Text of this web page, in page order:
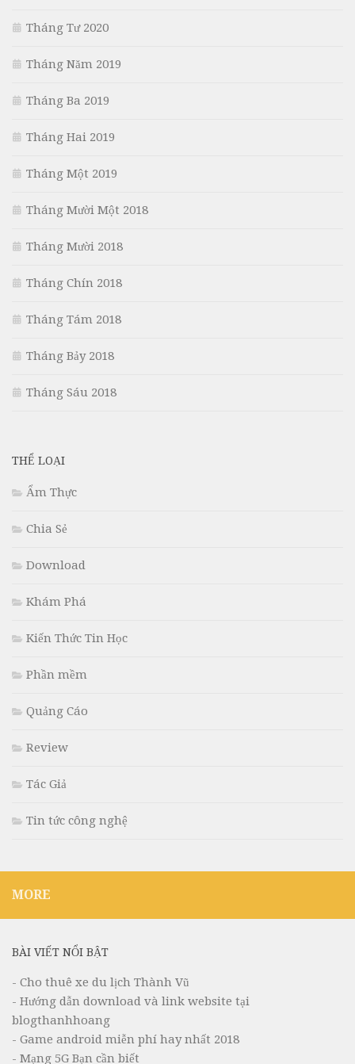
Tháng Tư 2020
Tháng Năm 2019
Tháng Ba 2019
Tháng Hai 2019
Tháng Một 2019
Tháng Mười Một 2018
Tháng Mười 2018
Tháng Chín 2018
Tháng Tám 2018
Tháng Bảy 2018
Tháng Sáu 2018
THỂ LOẠI
Ẩm Thực
Chia Sẻ
Download
Khám Phá
Kiến Thức Tin Học
Phần mềm
Quảng Cáo
Review
Tác Giả
Tin tức công nghệ
MORE
BÀI VIẾT NỔI BẬT
- Cho thuê xe du lịch Thành Vũ
- Hướng dẫn download và link website tại
blogthanhhoang
- Game android miễn phí hay nhất 2018
- Mạng 5G Bạn cần biết